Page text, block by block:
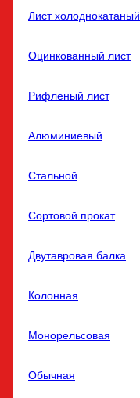
Лист холоднокатаный
Оцинкованный лист
Рифленый лист
Алюминиевый
Стальной
Сортовой прокат
Двутавровая балка
Колонная
Монорельсовая
Обычная